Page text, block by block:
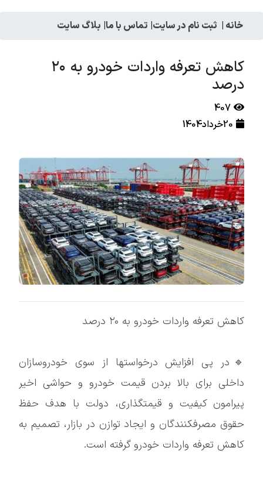
خانه | ثبت نام در سایت| تماس با ما| بلاگ سایت
کاهش تعرفه واردات خودرو به ۲۰
درصد
407
20خرداد1404
کاهش تعرفه واردات خودرو به ۲۰ درصد
🔹در پی افزایش درخواستها از سوی خودروسازان
داخلی برای بالا بردن قیمت خودرو و حواشی اخیر
پیرامون کیفیت و قیمتگذاری، دولت با هدف حفظ
حقوق مصرفکنندگان و ایجاد توازن در بازار، تصمیم به
کاهش تعرفه واردات خودرو گرفته است.